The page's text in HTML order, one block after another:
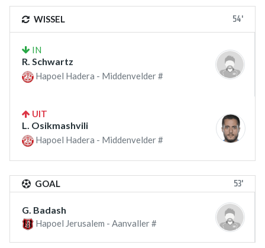
WISSEL 54'
IN
R. Schwartz
Hapoel Hadera - Middenvelder #
UIT
L. Osikmashvili
Hapoel Hadera - Middenvelder #
GOAL 53'
G. Badash
Hapoel Jerusalem - Aanvaller #